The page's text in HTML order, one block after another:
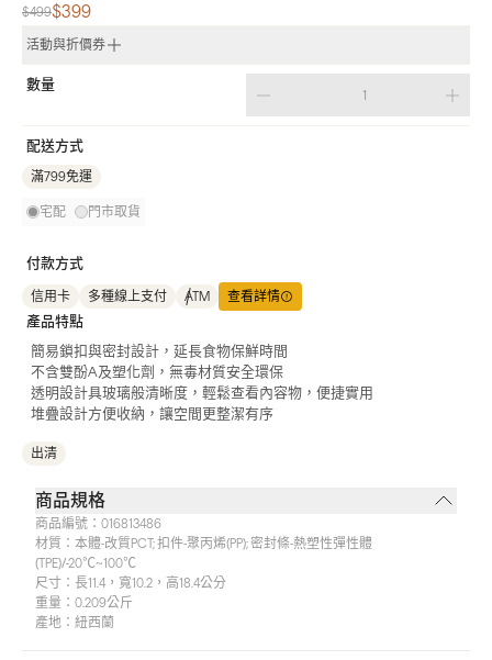
$499$399
活動與折價券
數量
配送方式
滿799免運
宅配 門市取貨
付款方式
信用卡 多種線上支付 ATM 查看詳情
產品特點
簡易鎖扣與密封設計，延長食物保鮮時間
不含雙酚A及塑化劑，無毒材質安全環保
透明設計具玻璃般清晰度，輕鬆查看內容物，便捷實用
堆疊設計方便收納，讓空間更整潔有序
出清
商品規格
商品編號： 016813486
材質： 本體-改質PCT; 扣件-聚丙烯(PP); 密封條-熱塑性彈性體
(TPE)/-20℃~100℃
尺寸： 長11.4，寬10.2，高18.4公分
重量： 0.209公斤
產地： 紐西蘭